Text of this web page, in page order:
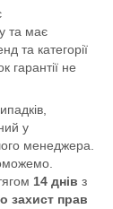
та має
та категорії
гарантії не
у
менеджера.
14 днів з
захист прав